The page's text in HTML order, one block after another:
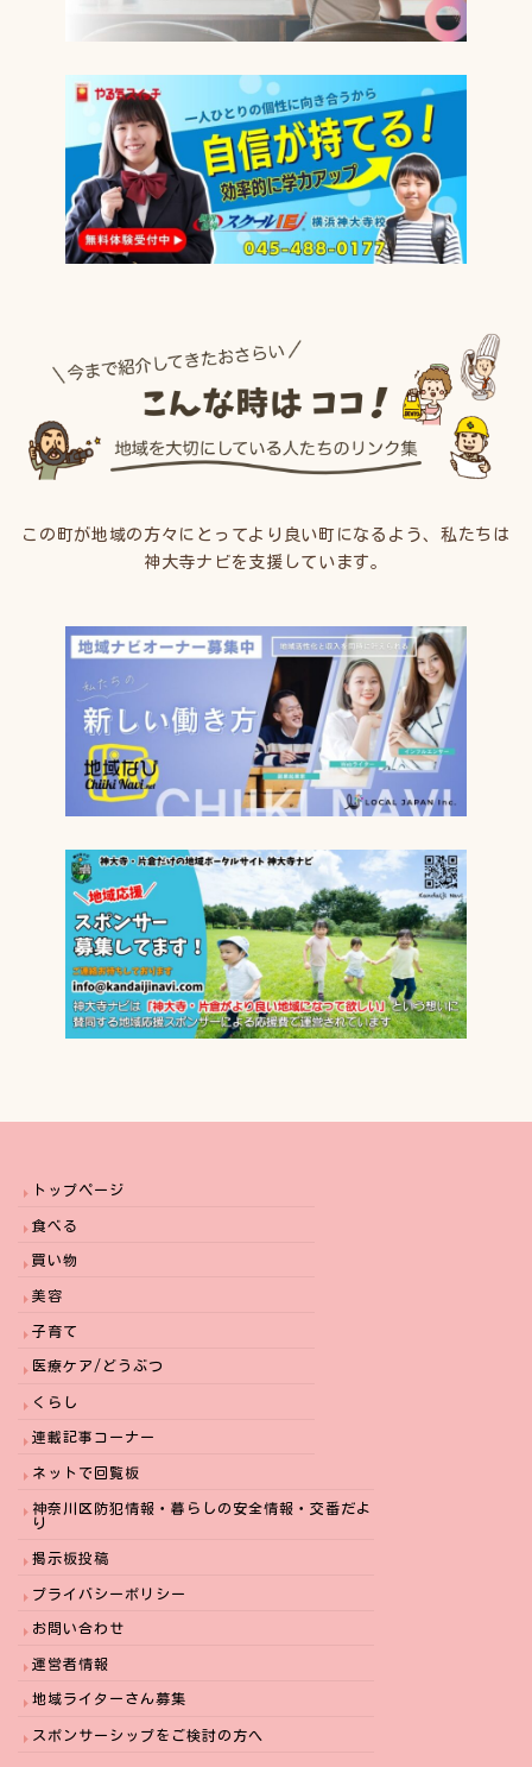
この町が地域の方々にとってより良い町になるよう、私たちは
神大寺ナビを支援しています。
トップページ
食べる
買い物
美容
子育て
医療ケア/どうぶつ
くらし
連載記事コーナー
ネットで回覧板
神奈川区防犯情報・暮らしの安全情報・交番だよ
り
掲示板投稿
プライバシーポリシー
お問い合わせ
運営者情報
地域ライターさん募集
スポンサーシップをご検討の方へ